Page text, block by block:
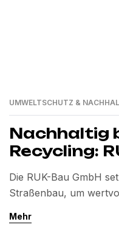
UMWELTSCHUTZ &
Nachhaltig
Recycling:
nutzt
im
Die RUK-Bau GmbH
Straßenbau, um
von recyceltem
Mehr